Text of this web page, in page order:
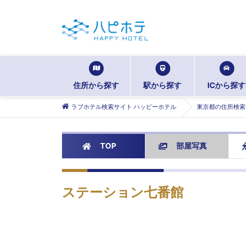
住所から探す 駅から探す ICから探す
ラブホテル検索サイト ハッピーホテル 東京都の住所検索
TOP 部屋写真
ステーション七番館